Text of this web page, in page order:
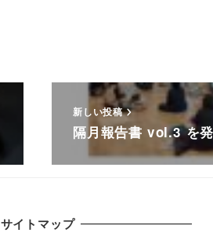
新しい投稿
隔月報告書 vol.3 を
サイトマップ